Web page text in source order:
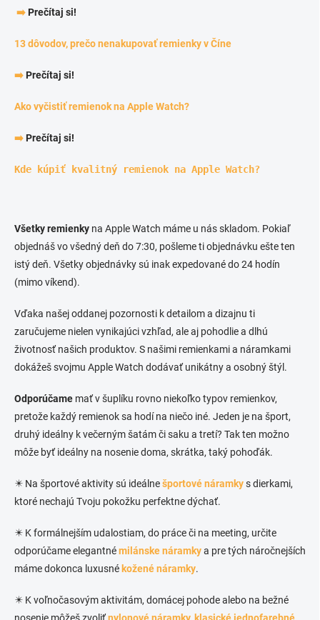
➡️Prečítaj si!
13 dôvodov, prečo nenakupovať remienky v Číne
➡️Prečítaj si!
Ako vyčistiť remienok na Apple Watch?
➡️Prečítaj si!
Kde kúpiť kvalitný remienok na Apple Watch?
Všetky remienky na Apple Watch máme u nás skladom. Pokiaľ
objednáš vo všedný deň do 7:30, pošleme ti objednávku ešte ten
istý deň. Všetky objednávky sú inak expedované do 24 hodín
(mimo víkend).
Vďaka našej oddanej pozornosti k detailom a dizajnu ti
zaručujeme nielen vynikajúci vzhľad, ale aj pohodlie a dlhú
životnosť našich produktov. S našimi remienkami a náramkami
dokážeš svojmu Apple Watch dodávať unikátny a osobný štýl.
Odporúčame mať v šuplíku rovno niekoľko typov remienkov,
pretože každý remienok sa hodí na niečo iné. Jeden je na šport,
druhý ideálny k večerným šatám či saku a tretí? Tak ten možno
môže byť ideálny na nosenie doma, skrátka, taký pohoďák.
✴️ Na športové aktivity sú ideálnešportové náramkys dierkami,
ktoré nechajú Tvoju pokožku perfektne dýchať.
✴️ K formálnejším udalostiam, do práce či na meeting, určite
odporúčame elegantnémilánske náramkya pre tých náročnejších
máme dokonca luxusné kožené náramky.
✴️ K voľnočasovým aktivitám, domácej pohode alebo na bežné